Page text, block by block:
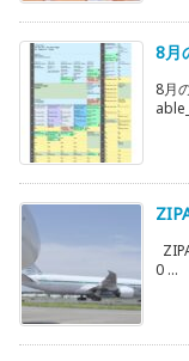
8月
8月
0 ...